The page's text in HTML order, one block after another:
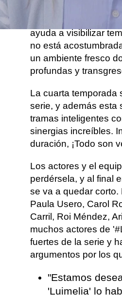
Esta serie es un
ayuda a visibilizar
no está
un ambiente fresco
profundas y
La cuarta temporada
serie, y además esta
tramas inteligentes
sinergias increíbles.
duración, ¡Todo son
Los actores y el
perdérsela, y al final
se va a quedar
Paula Usero, Carol
Carril, Roi Méndez,
muchos actores de
fuertes de la serie y
argumentos por los
"Estamos
'Luimelia' lo